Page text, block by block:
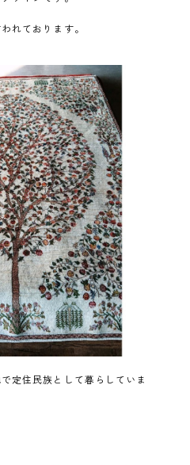
れております。
定住民族として暮らしていま